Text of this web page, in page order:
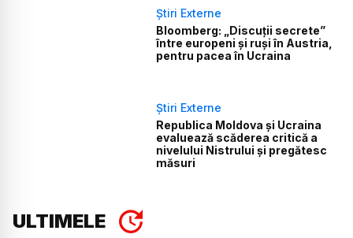
Știri Externe
Bloomberg: „Discuții secrete”
între europeni și ruși în Austria,
pentru pacea în Ucraina
Știri Externe
Republica Moldova și Ucraina
evaluează scăderea critică a
nivelului Nistrului și pregătesc
măsuri
ULTIMELE